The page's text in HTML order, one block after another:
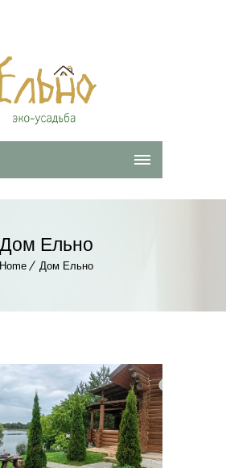
Дом Ельно
Home Дом Ельно